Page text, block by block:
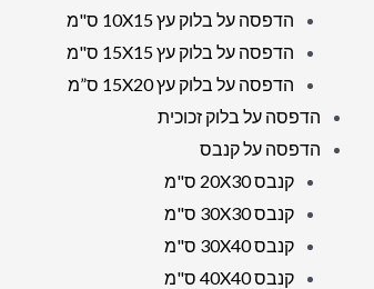
הדפסה על בלוק עץ 10X15 ס"מ
הדפסה על בלוק עץ 15X15 ס"מ
הדפסה על בלוק עץ 15X20 ס”מ
הדפסה על בלוק זכוכית
הדפסה על קנבס
קנבס 20X30 ס"מ
קנבס 30X30 ס"מ
קנבס 30X40 ס"מ
קנבס 40X40 ס"מ